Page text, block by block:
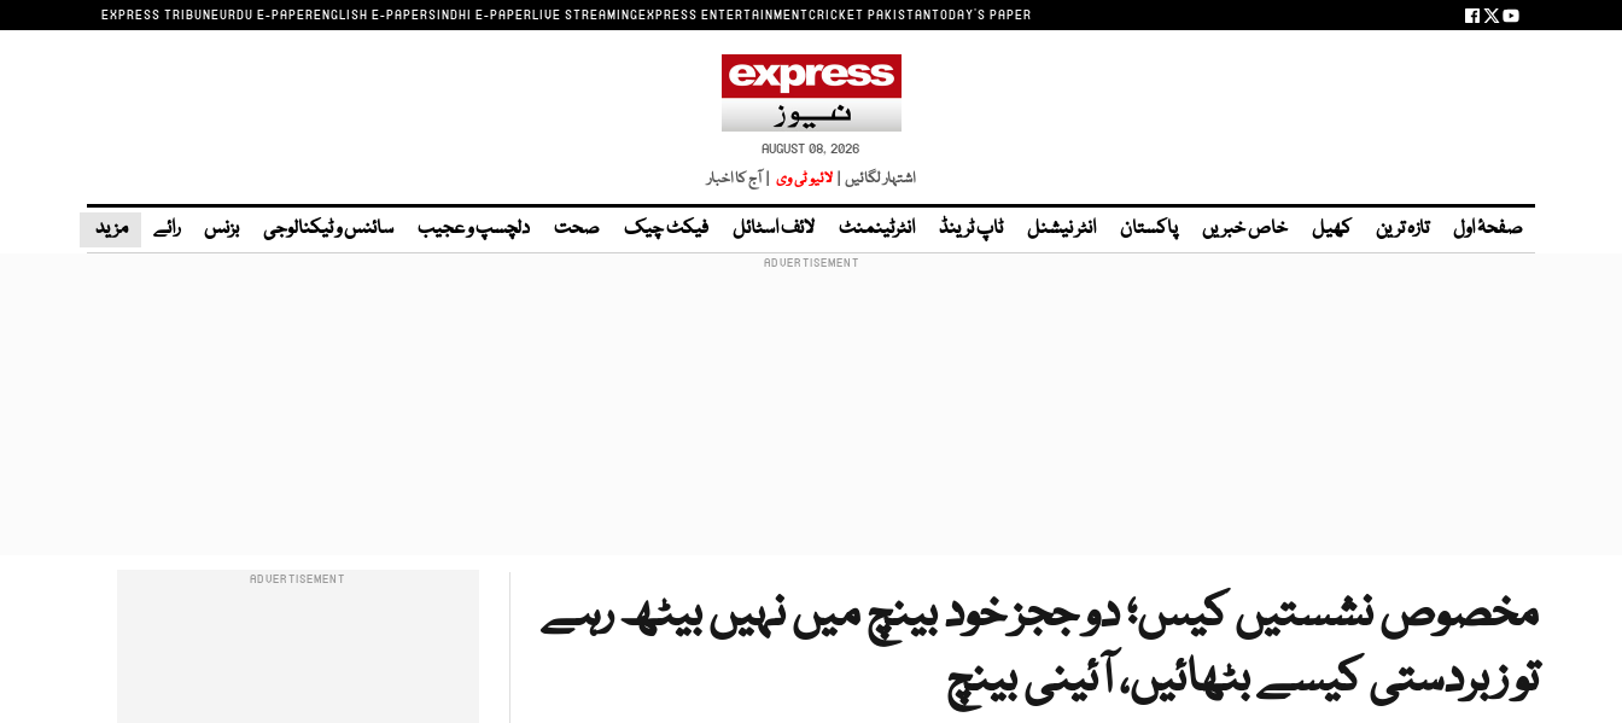
EXPRESS TRIBUNEURDU E-PAPERENGLISH E-PAPERSINDHI E-PAPERLIVE STREAMINGEXPRESS ENTERTAINMENTCRICKET PAKISTANTODAY'S PAPER
AUGUST 08, 2026
اشتہار لگائیں | لائیو ٹی وی | آج کا اخبار
صفحۂ اول تازہ ترین کھیل خاص خبریں پاکستان انٹر نیشنل ٹاپ ٹرینڈ انٹرٹینمنٹ لائف اسٹائل فیکٹ چیک صحت دلچسپ و عجیب سائنس و ٹیکنالوجی بزنس رائے مزید
مخصوص نشستیں کیس؛ دو ججز خود بینچ میں نہیں بیٹھ رہے
تو زبردستی کیسے بٹھائیں، آئینی بینچ